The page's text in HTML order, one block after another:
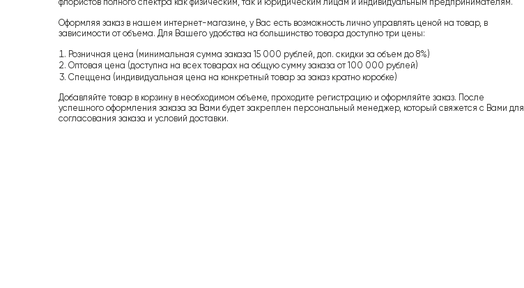
флористов полного спектра как физическим, так и юридическим лицам и индивидуальным предпринимателям.
Оформляя заказ в нашем интернет-магазине, у Вас есть возможность лично управлять ценой на товар, в
зависимости от объема. Для Вашего удобства на большинство товара доступно три цены:
Розничная цена (минимальная сумма заказа 15 000 рублей, доп. скидки за объем до 8%)
Оптовая цена (доступна на всех товарах на общую сумму заказа от 100 000 рублей)
Спеццена (индивидуальная цена на конкретный товар за заказ кратно коробке)
Добавляйте товар в корзину в необходимом объеме, проходите регистрацию и оформляйте заказ. После
успешного оформления заказа за Вами будет закреплен персональный менеджер, который свяжется с Вами для
согласования заказа и условий доставки.